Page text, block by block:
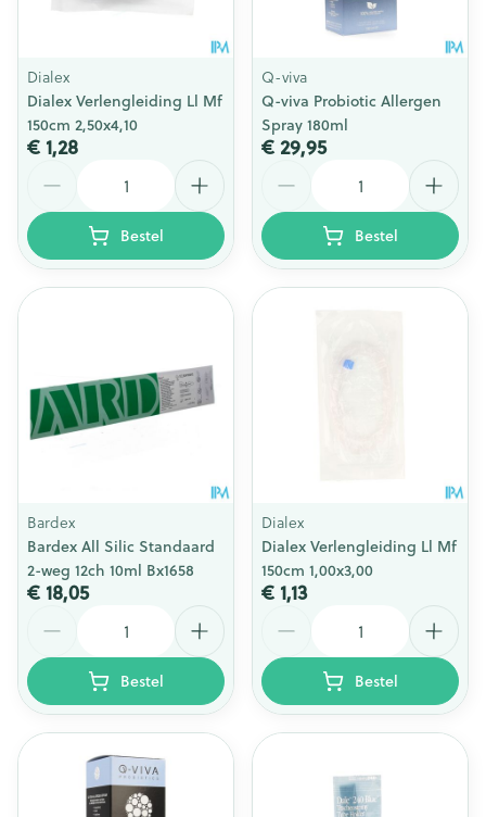
Dialex
Dialex Verlengleiding Ll Mf
150cm 2,50x4,10
€ 1,28
Bestel
Q-viva
Q-viva Probiotic Allergen
Spray 180ml
€ 29,95
Bestel
Bardex
Bardex All Silic Standaard
2-weg 12ch 10ml Bx1658
€ 18,05
Bestel
Dialex
Dialex Verlengleiding Ll Mf
150cm 1,00x3,00
€ 1,13
Bestel